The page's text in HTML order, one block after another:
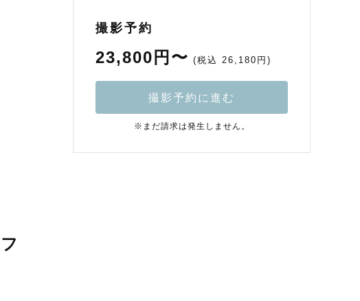
撮影予約
23,800円〜 (税込 26,180円)
撮影予約に進む
※まだ請求は発生しません。